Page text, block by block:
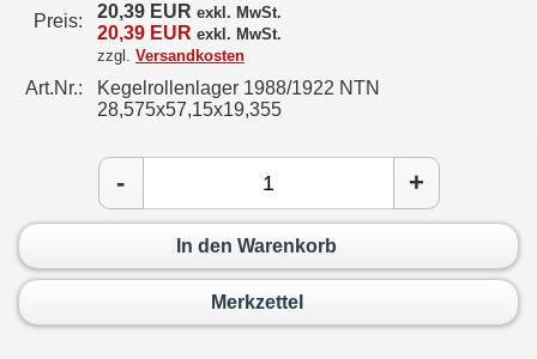
Preis: 20,39 EUR exkl. MwSt.
20,39 EUR exkl. MwSt.
zzgl. Versandkosten
Art.Nr.:
Kegelrollenlager 1988/1922 NTN
28,575x57,15x19,355
- +
In den Warenkorb
Merkzettel